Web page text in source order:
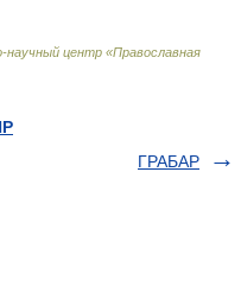
научный центр «Православная
ГРАБАР